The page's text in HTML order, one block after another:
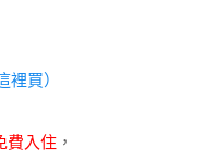
買）
費入住 ，